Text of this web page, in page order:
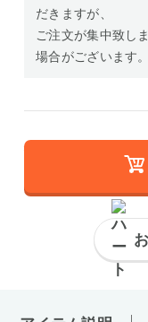
だきますが、
ご注文が集中致し
場合がございます。